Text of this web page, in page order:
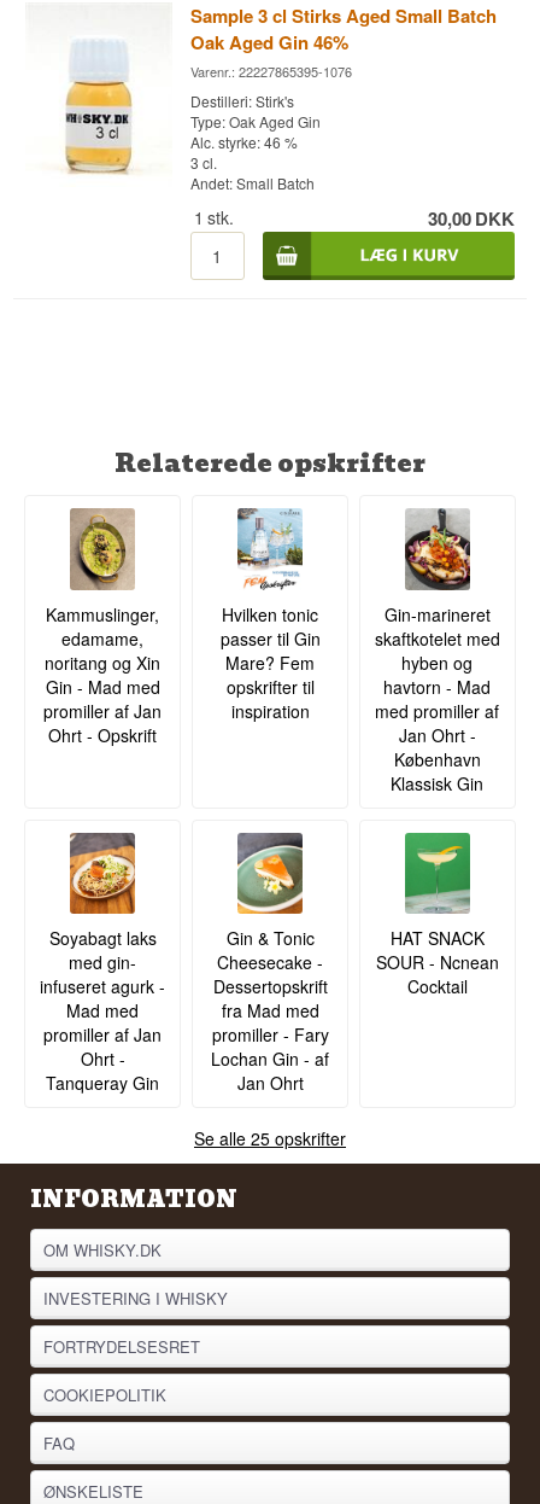
Sample 3 cl Stirks Aged Small Batch
Oak Aged Gin 46%
Varenr.: 22227865395-1076
Destilleri: Stirk's
Type: Oak Aged Gin
Alc. styrke: 46 %
3 cl.
Andet: Small Batch
1 stk. 30,00DKK
Relaterede opskrifter
Kammuslinger,
edamame,
noritang og Xin
Gin - Mad med
promiller af Jan
Ohrt - Opskrift
Hvilken tonic
passer til Gin
Mare? Fem
opskrifter til
inspiration
Gin-marineret
skaftkotelet med
hyben og
havtorn - Mad
med promiller af
Jan Ohrt -
København
Klassisk Gin
Soyabagt laks
med gin-
infuseret agurk -
Mad med
promiller af Jan
Ohrt -
Tanqueray Gin
Gin & Tonic
Cheesecake -
Dessertopskrift
fra Mad med
promiller - Fary
Lochan Gin - af
Jan Ohrt
HAT SNACK
SOUR - Ncnean
Cocktail
Se alle 25 opskrifter
INFORMATION
OM WHISKY.DK
INVESTERING I WHISKY
FORTRYDELSESRET
COOKIEPOLITIK
FAQ
ØNSKELISTE